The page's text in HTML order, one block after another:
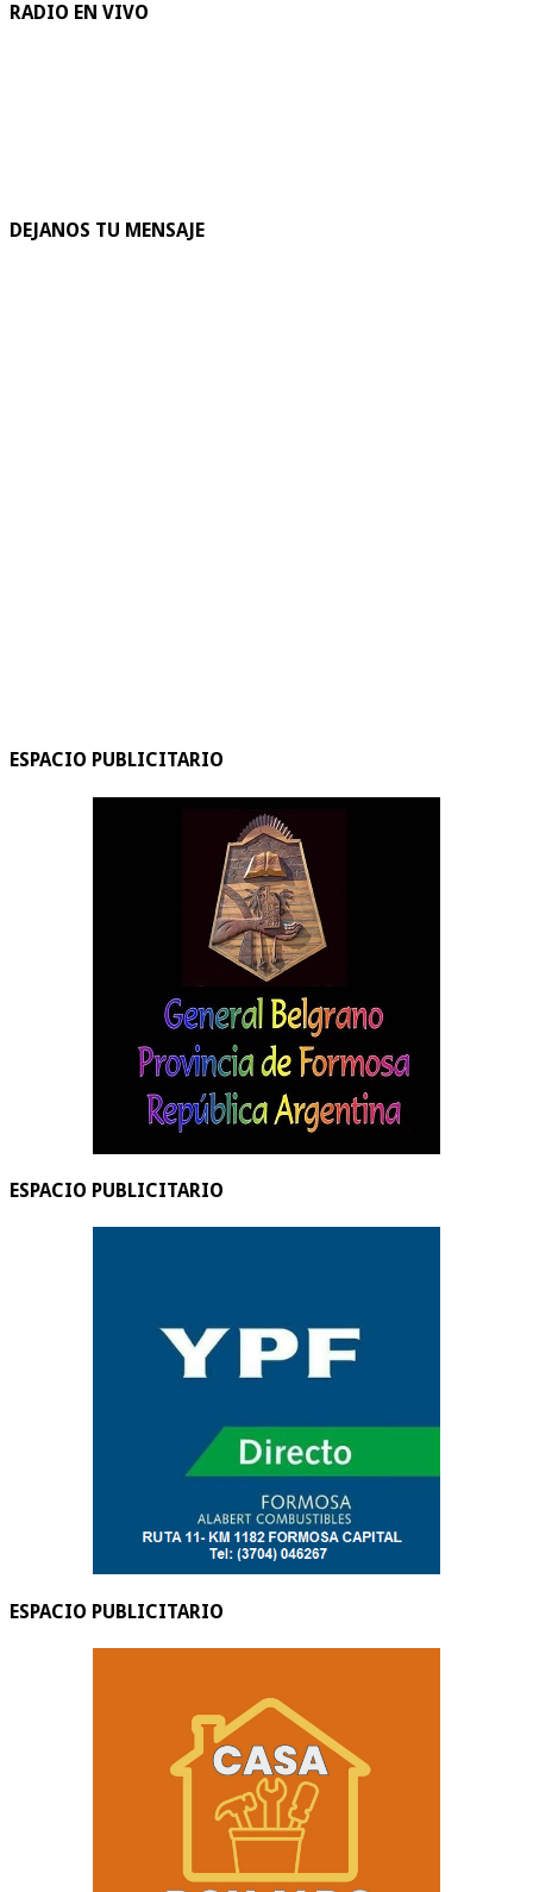
RADIO EN VIVO
DEJANOS TU MENSAJE
ESPACIO PUBLICITARIO
ESPACIO PUBLICITARIO
ESPACIO PUBLICITARIO